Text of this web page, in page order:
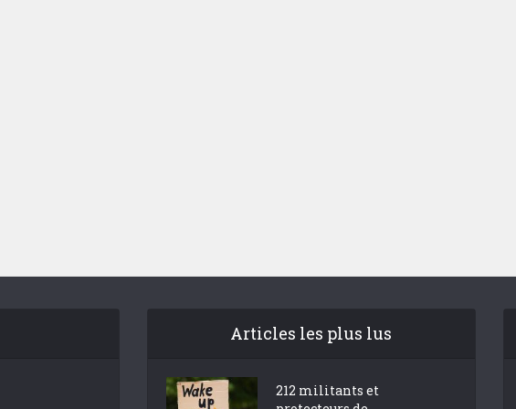
Articles les plus lus
212 militants et